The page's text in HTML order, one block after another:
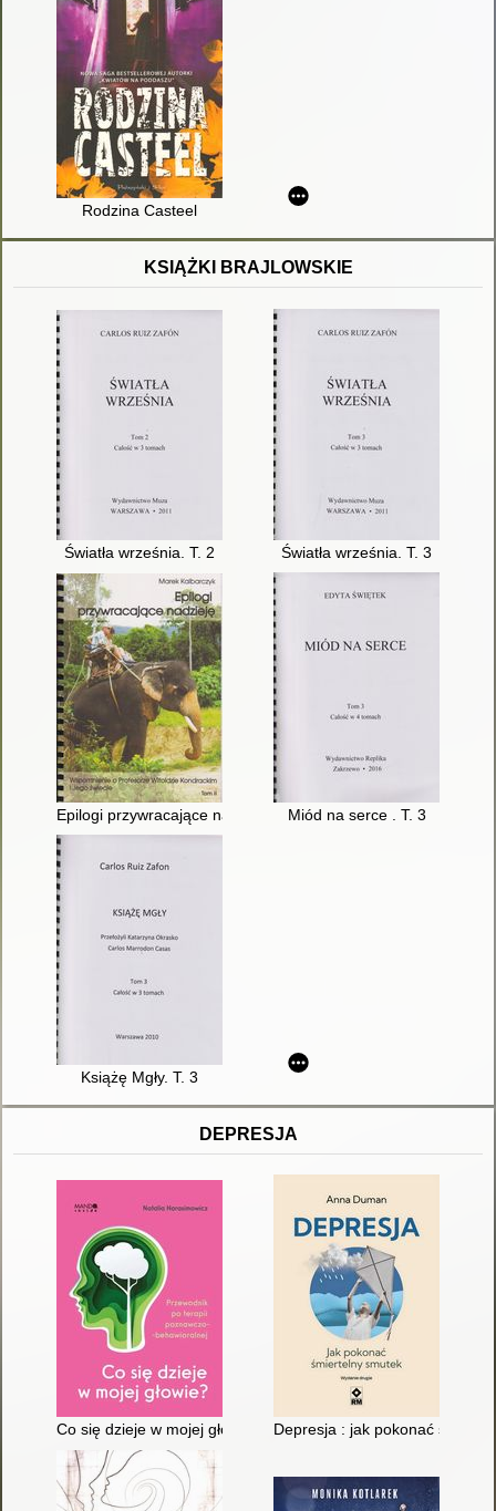
Rodzina Casteel
KSIĄŻKI BRAJLOWSKIE
Światła września. T. 2 Światła września. T. 3
Epilogi przywracające nadzieję : wspomnienie o profesorze
Miód na serce . T. 3
Książę Mgły. T. 3
DEPRESJA
Co się dzieje w mojej głowie? : przewodnik po terapii
Depresja : jak pokonać